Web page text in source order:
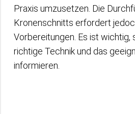
Praxis umzusetzen. Die
Kronenschnitts erfordert
Vorbereitungen. Es ist wichtig,
richtige Technik und das
informieren.